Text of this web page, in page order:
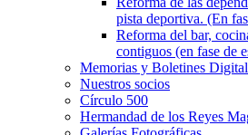
pista deportiva. (En
Reforma del bar,
contiguos (en fase de
Memorias y Boletines
Nuestros socios
Círculo 500
Hermandad de los Reyes